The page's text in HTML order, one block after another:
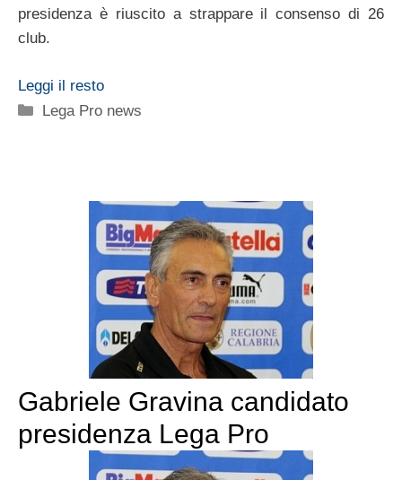
presidenza è riuscito a strappare il consenso di 26
club.
Leggi il resto
Categorie
Lega Pro news
Gabriele Gravina candidato
presidenza Lega Pro